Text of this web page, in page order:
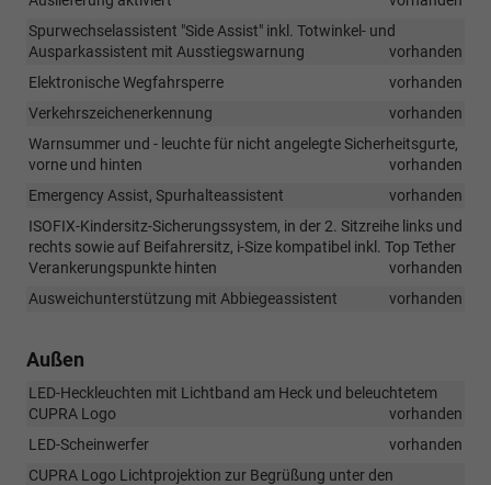
Spurwechselassistent "Side Assist" inkl. Totwinkel- und
Ausparkassistent mit Ausstiegswarnung
vorhanden
Elektronische Wegfahrsperre
vorhanden
Verkehrszeichenerkennung
vorhanden
Warnsummer und - leuchte für nicht angelegte Sicherheitsgurte,
vorne und hinten
vorhanden
Emergency Assist, Spurhalteassistent
vorhanden
ISOFIX-Kindersitz-Sicherungssystem, in der 2. Sitzreihe links und
rechts sowie auf Beifahrersitz, i-Size kompatibel inkl. Top Tether
Verankerungspunkte hinten
vorhanden
Ausweichunterstützung mit Abbiegeassistent
vorhanden
Außen
LED-Heckleuchten mit Lichtband am Heck und beleuchtetem
CUPRA Logo
vorhanden
LED-Scheinwerfer
vorhanden
CUPRA Logo Lichtprojektion zur Begrüßung unter den